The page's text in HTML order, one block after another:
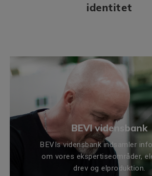
identitet
BEVI vidensbank
BEVIs vidensbank indsamler
om vores ekspertiseområder,
drev og elproduktion.